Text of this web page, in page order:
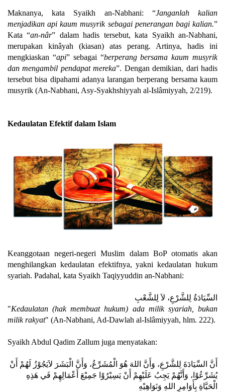
Maknanya, kata Syaikh an-Nabhani: “Janganlah kalian
menjadikan api kaum musyrik sebagai penerangan bagi kalian.”
Kata “an-nâr” dalam hadis tersebut, kata Syaikh an-Nabhani,
merupakan kinâyah (kiasan) atas perang. Artinya, hadis ini
mengkiaskan “api” sebagai “berperang bersama kaum musyrik
dan mengambil pendapat mereka”. Dengan demikian, dari hadis
tersebut bisa dipahami adanya larangan berperang bersama kaum
musyrik (An-Nabhani, Asy-Syakhshiyyah al-Islâmiyyah, 2/219).
Kedaulatan Efektif dalam Islam
Keanggotaan negeri-negeri Muslim dalam BoP otomatis akan
menghilangkan kedaulatan efektifnya, yakni kedaulatan hukum
syariah. Padahal, kata Syaikh Taqiyyuddin an-Nabhani:
السِّيَادَةُ لِلشَّرْعِ، لاَ لِلشَّعْبِ
"Kedaulatan (hak membuat hukum) ada milik syariah, bukan
milik rakyat" (An-Nabhani, Ad-Dawlah al-Islâmiyyah, hlm. 222).
Syaikh Abdul Qadim Zallum juga menyatakan:
أَنَّ السِّيَادَةَ لِلشَّرْعِ، وَأَنَّ اللهَ هُوَ الْمُشَرِّعُ، وَأَنَّ الْبَشَرَ لاَيَجُوْزُ لَهُمْ أَنْ
يُشَرِّعُوْا، وَأَنَّهُمْ يَجِبُ عَلَيْهِمْ أَنْ يَسِيْرُوْا جَمِيْعَ أَعْمَالِهِمْ فَي هَذِهِ
الْحَيَّاةِ بِأَوَامِرِ اللهِ وَنَوَاهِيْهِ